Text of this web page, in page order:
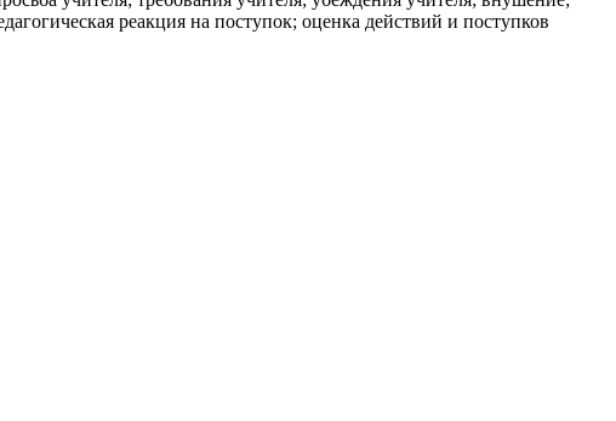
реакция на поступок; оценка действий и поступков